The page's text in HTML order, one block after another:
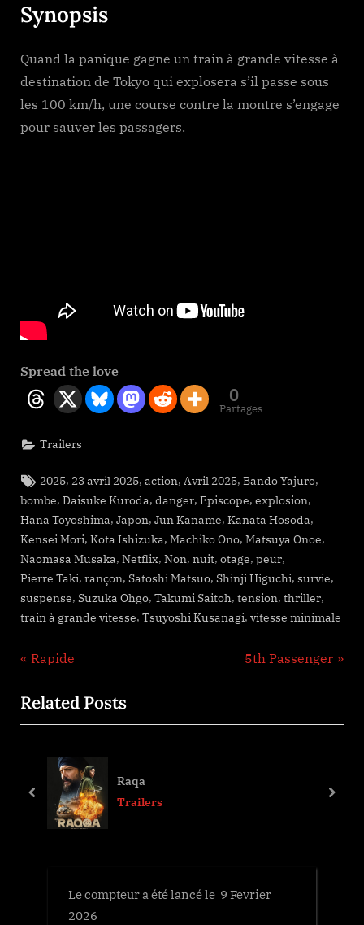
Synopsis
Quand la panique gagne un train à grande vitesse à
destination de Tokyo qui explosera s’il passe sous
les 100 km/h, une course contre la montre s’engage
pour sauver les passagers.
Spread the love
0
Partages
Trailers
Tags:
2025, 23 avril 2025,action, Avril 2025,Bando Yajuro,
bombe, Daisuke Kuroda, danger, Episcope, explosion,
Hana Toyoshima, Japon, Jun Kaname, Kanata Hosoda,
Kensei Mori, Kota Ishizuka, Machiko Ono, Matsuya Onoe,
Naomasa Musaka, Netflix, Non, nuit, otage, peur,
Pierre Taki, rançon, Satoshi Matsuo, Shinji Higuchi, survie,
suspense, Suzuka Ohgo, Takumi Saitoh, tension, thriller,
train à grande vitesse, Tsuyoshi Kusanagi, vitesse minimale
Navigation
de
l’article
P
e
v
u
Rapide
N
t
5th Passenger
Related Posts
Raqa
Trailers
prev next
Le compteur a été lancé le 9 Fevrier
2026